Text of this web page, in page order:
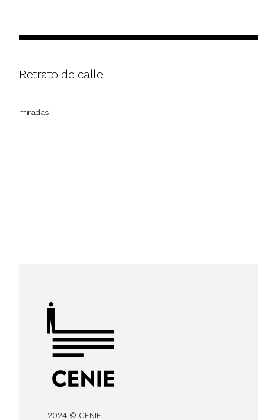
Retrato de calle
miradas
2024 © CENIE